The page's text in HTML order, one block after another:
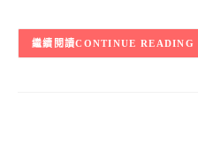
CONTINUE READING